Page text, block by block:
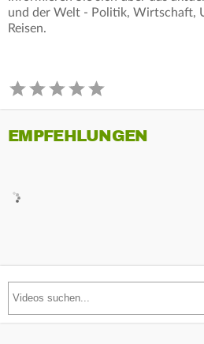
und der Welt - Politik, Wirtschaft,
Reisen.
EMPFEHLUNGEN